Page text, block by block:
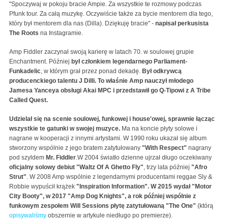
"Spoczywaj w pokoju bracie Ampie. Za wszystkie te rozmowy podczas
Pfunk tour. Za całą muzykę. Oczywiście także za bycie mentorem dla tego,
który był mentorem dla nas (Dilla). Dziękuję bracie" - napisał perkusista
The Roots na Instagramie.
Amp Fiddler zaczynał swoją karierę w latach 70. w soulowej grupie
Enchantment. Później był członkiem legendarnego Parliament-
Funkadelic, w którym grał przez ponad dekadę. Był odkrywcą
producenckiego talentu J Dilli. To właśnie Amp nauczył młodego
Jamesa Yanceya obsługi Akai MPC i przedstawił go Q-Tipowi z A Tribe
Called Quest.
Udzielał się na scenie soulowej, funkowej i house'owej, sprawnie łącząc
wszystkie te gatunki w swojej muzyce. Ma na koncie płyty solowe i
nagrane w kooperacji z innymi artystami. W 1990 roku ukazał się album
stworzony wspólnie z jego bratem zatytułowany "With Respect" nagrany
pod szyldem Mr. Fiddler.W 2004 światło dzienne ujrzał długo oczekiwany
oficjalny solowy debiut "Waltz Of A Ghetto Fly", trzy lata później "Afro
Strut". W 2008 Amp wspólnie z legendarnymi producentami reggae Sly &
Robbie wypuścił krążek "Inspiration Information". W 2015 wydał "Motor
City Booty", w 2017 "Amp Dog Knights", a rok później wspólnie z
funkowym zespołem Will Sessions płytę zatytułowaną "The One" (którą
opisywaliśmy obszernie w artykule niedługo po premierze).